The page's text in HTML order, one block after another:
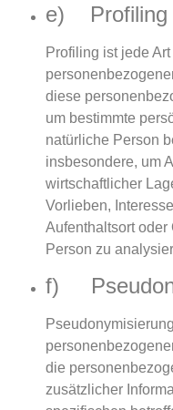
e) Profiling
Profiling ist jede
diese
um bestimmte
natürliche Person
insbesondere, um
wirtschaftlicher
Vorlieben,
Aufenthaltsort
Person zu
f)
die
zusätzlicher